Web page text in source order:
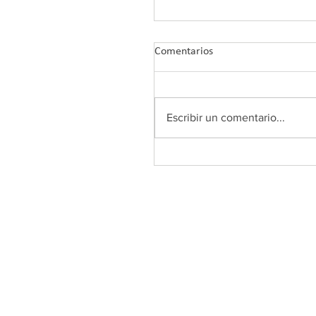
Comentarios
Escribir un comentario...